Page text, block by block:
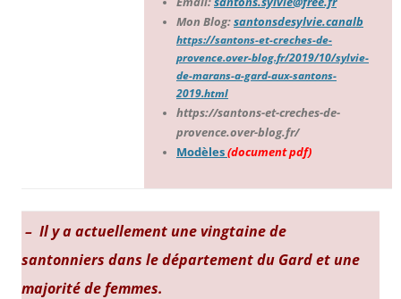
Mon Blog:santonsdesylvie.canalb
https://santons-et-creches-de-
provence.over-blog.fr/2019/10/sylvie-
de-marans-a-gard-aux-santons-
2019.html
https://santons-et-creches-de-
provence.over-blog.fr/
Modèles(document pdf)
– Il y a actuellement une vingtaine de
santonniers dans le département du Gard et une
majorité de femmes.